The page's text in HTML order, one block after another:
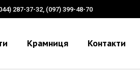
287-37-32, (097) 399-48-70
Крамниця Контакти